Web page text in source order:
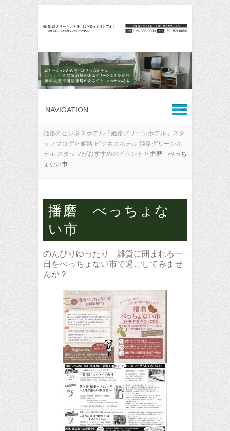
姫路のビジネスホテル「姫路グリーンホテル」スタ
ッフブログ > 姫路 ビジネスホテル 姫路グリーンホ
テル スタッフがおすすめのイベント > 播磨 べっち
ょない市
播磨 べっちょな
い市
のんびりゆったり 雑貨に囲まれる一
日をべっちょない市で過ごしてみませ
んか？